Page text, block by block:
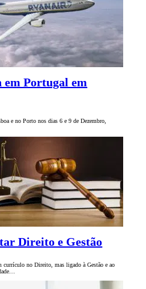
Portugal em
e no Porto nos dias 6 e 9 de Dezembro,
Direito e Gestão
currículo no Direito, mas ligado à Gestão e ao